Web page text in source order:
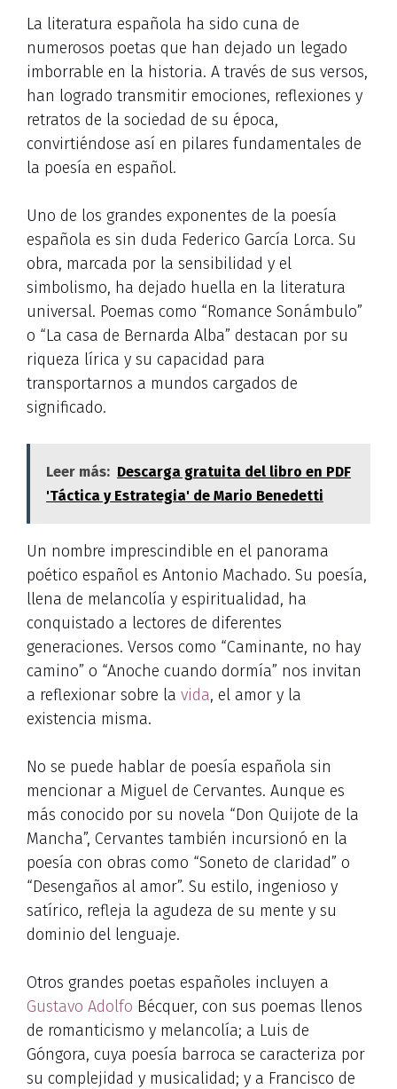
La literatura española ha sido cuna de
numerosos poetas que han dejado un legado
imborrable en la historia. A través de sus versos,
han logrado transmitir emociones, reflexiones y
retratos de la sociedad de su época,
convirtiéndose así en pilares fundamentales de
la poesía en español.
Uno de los grandes exponentes de la poesía
española es sin duda Federico García Lorca. Su
obra, marcada por la sensibilidad y el
simbolismo, ha dejado huella en la literatura
universal. Poemas como “Romance Sonámbulo”
o “La casa de Bernarda Alba” destacan por su
riqueza lírica y su capacidad para
transportarnos a mundos cargados de
significado.
Leer más: Descarga gratuita del libro en PDF
'Táctica y Estrategia' de Mario Benedetti
Un nombre imprescindible en el panorama
poético español es Antonio Machado. Su poesía,
llena de melancolía y espiritualidad, ha
conquistado a lectores de diferentes
generaciones. Versos como “Caminante, no hay
camino” o “Anoche cuando dormía” nos invitan
a reflexionar sobre la vida, el amor y la
existencia misma.
No se puede hablar de poesía española sin
mencionar a Miguel de Cervantes. Aunque es
más conocido por su novela “Don Quijote de la
Mancha”, Cervantes también incursionó en la
poesía con obras como “Soneto de claridad” o
“Desengaños al amor”. Su estilo, ingenioso y
satírico, refleja la agudeza de su mente y su
dominio del lenguaje.
Otros grandes poetas españoles incluyen a
Gustavo Adolfo Bécquer, con sus poemas llenos
de romanticismo y melancolía; a Luis de
Góngora, cuya poesía barroca se caracteriza por
su complejidad y musicalidad; y a Francisco de